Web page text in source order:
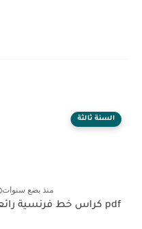
السنة ثالثة
منذ بضع سنوات
كراس خط فرنسية رائعة pdf